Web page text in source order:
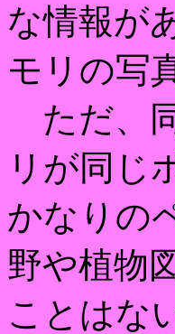
な情報が
モリの写
ただ、
リが同じ
かなりの
野や植物
ことはな